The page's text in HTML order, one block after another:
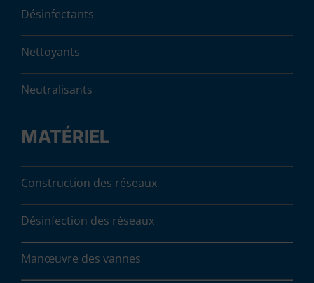
Désinfectants
Nettoyants
Neutralisants
MATÉRIEL
Construction des réseaux
Désinfection des réseaux
Manœuvre des vannes